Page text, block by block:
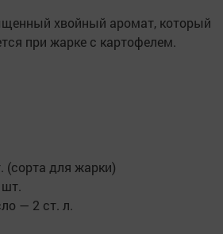
хвойный аромат, который
при жарке с картофелем.
для жарки)
— 2 ст. л.